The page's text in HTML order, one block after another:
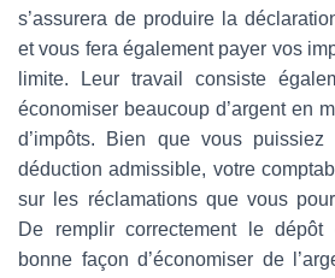
s’assurera de produire la
et vous fera également payer vos
limite. Leur travail consiste
économiser beaucoup d’argent en
d’impôts. Bien que vous puissiez
déduction admissible, votre
sur les réclamations que vous
De remplir correctement le
bonne façon d’économiser de